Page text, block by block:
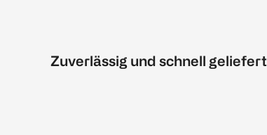
Zuverlässig und schnell geliefert